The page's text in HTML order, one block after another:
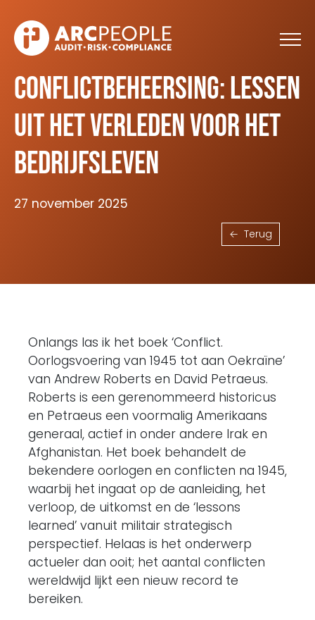
Conflictbeheersing: lessen
uit het verleden voor het
bedrijfsleven
27 november 2025
Terug
Onlangs las ik het boek ‘Conflict.
Oorlogsvoering van 1945 tot aan Oekraïne’
van Andrew Roberts en David Petraeus.
Roberts is een gerenommeerd historicus
en Petraeus een voormalig Amerikaans
generaal, actief in onder andere Irak en
Afghanistan. Het boek behandelt de
bekendere oorlogen en conflicten na 1945,
waarbij het ingaat op de aanleiding, het
verloop, de uitkomst en de ‘lessons
learned’ vanuit militair strategisch
perspectief. Helaas is het onderwerp
actueler dan ooit; het aantal conflicten
wereldwijd lijkt een nieuw record te
bereiken.